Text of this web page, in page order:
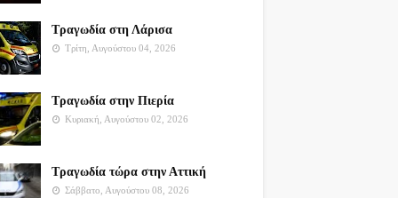
Τραγωδία στη Λάρισα
Τρίτη, Αυγούστου 04, 2026
Τραγωδία στην Πιερία
Κυριακή, Αυγούστου 02, 2026
Τραγωδία τώρα στην Αττική
Σάββατο, Αυγούστου 08, 2026